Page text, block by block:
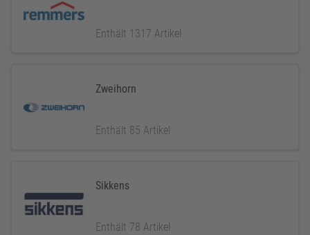
Enthält 1317 Artikel
Zweihorn
Enthält 85 Artikel
Sikkens
Enthält 78 Artikel